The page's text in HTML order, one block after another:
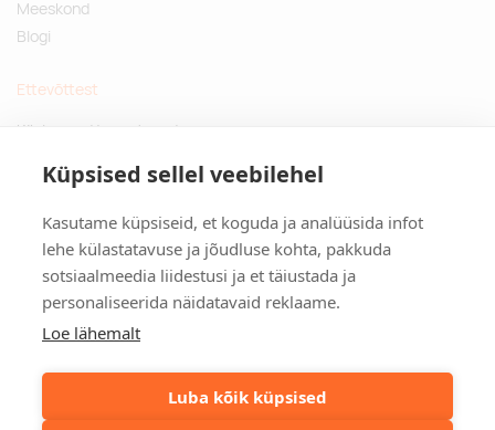
Küpsised sellel veebilehel
Kasutame küpsiseid, et koguda ja analüüsida infot
lehe külastatavuse ja jõudluse kohta, pakkuda
sotsiaalmeedia liidestusi ja et täiustada ja
personaliseerida näidatavaid reklaame.
Loe lähemalt
Luba kõik küpsised
Meeskond
Blogi
Ettevõttest
Küsimused ja vastused
Privaatsuspoliitika
Kontakt
Tulika põik 3, Tallinn
info@kinkston.ee
+372 6989 100
Sotsiaalmeedia